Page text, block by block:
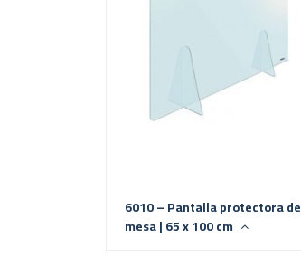
6010 – Pantalla protectora de
mesa | 65 x 100 cm